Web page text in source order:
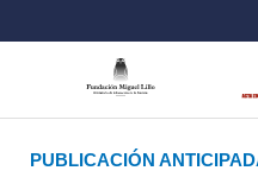
PUBLICACIÓN